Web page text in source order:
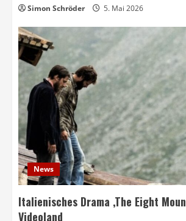
Simon Schröder 5. Mai 2026
News
Italienisches Drama ‚The Eight
Videoland